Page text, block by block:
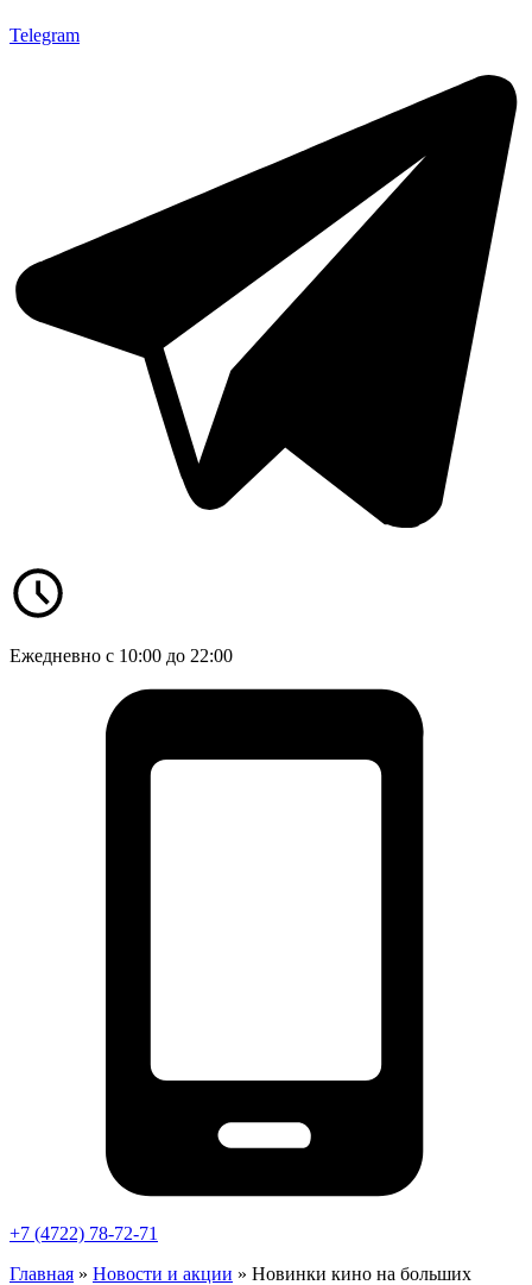
Telegram
Ежедневно с 10:00 до 22:00
+7 (4722) 78-72-71
Главная » Новости и акции » Новинки кино на больших